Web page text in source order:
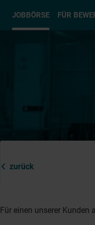
JOBBÖRSE FÜR
zurück
Für einen unserer